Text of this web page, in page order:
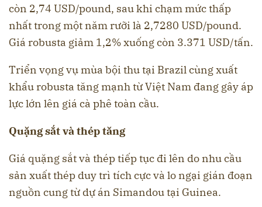
còn 2,74 USD/pound, sau khi chạm mức thấp
nhất trong một năm rưỡi là 2,7280 USD/pound.
Giá robusta giảm 1,2% xuống còn 3.371 USD/tấn.
Triển vọng vụ mùa bội thu tại Brazil cùng xuất
khẩu robusta tăng mạnh từ Việt Nam đang gây áp
lực lớn lên giá cà phê toàn cầu.
Quặng sắt và thép tăng
Giá quặng sắt và thép tiếp tục đi lên do nhu cầu
sản xuất thép duy trì tích cực và lo ngại gián đoạn
nguồn cung từ dự án Simandou tại Guinea.